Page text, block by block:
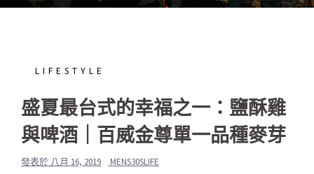
LIFESTYLE
盛夏最台式的幸福之一：鹽酥雞
與啤酒｜百威金尊單一品種麥芽
發表於 八月 16, 2019 MENS30SLIFE